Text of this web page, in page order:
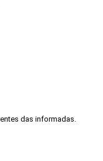
das informadas.